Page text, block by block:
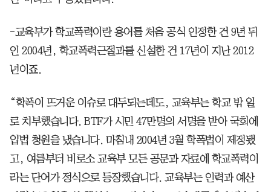
-교육부가 학교폭력이란 용어를 처음 공식 인정한 건 9년 뒤
인 2004년, 학교폭력근절과를 신설한 건 17년이 지난 2012
년이죠.
“학폭이 뜨거운 이슈로 대두되는데도, 교육부는 학교 밖 일
로 치부했습니다. BTF가 시민 47만명의 서명을 받아 국회에
입법 청원을 냈습니다. 마침내 2004년 3월 학폭법이 제정됐
고, 여름부터 비로소 교육부 모든 공문과 자료에 학교폭력이
라는 단어가 정식으로 등장했습니다. 교육부는 인력과 예산